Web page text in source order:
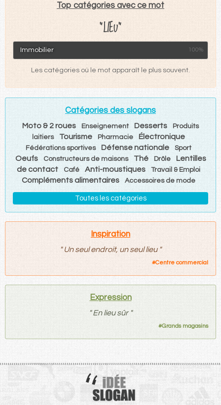
Top catégories avec ce mot
"LIEU"
Immobilier 100%
Les catégories où le mot apparaît le plus souvent.
Catégories des slogans
Moto & 2 roues Enseignement Desserts
Produits
laitiers
Tourisme Pharmacie Électronique
Fédérations sportives Défense nationale Sport
Oeufs Constructeurs de maisons Thé Drôle
Lentilles
de contact
Café Anti-moustiques Travail & Emploi
Compléments alimentaires Accessoires de mode
Toutes les catégories
Inspiration
" Un seul endroit, un seul lieu "
#Centre commercial
Expression
" En lieu sûr "
#Grands magasins